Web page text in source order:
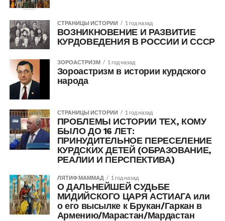
СТРАНИЦЫ ИСТОРИИ 1 год назад
ВОЗНИКНОВЕНИЕ И РАЗВИТИЕ
КУРДОВЕДЕНИЯ В РОССИИ И СССР
ЗОРОАСТРИЗМ 1 год назад
Зороастризм в истории курдского
народа
СТРАНИЦЫ ИСТОРИИ 1 год назад
ПРОБЛЕМЫ ИСТОРИИ ТЕХ, КОМУ
БЫЛО ДО 16 ЛЕТ:
ПРИНУДИТЕЛЬНОЕ ПЕРЕСЕЛЕНИЕ
КУРДСКИХ ДЕТЕЙ (ОБРАЗОВАНИЕ,
РЕАЛИИ И ПЕРСПЕКТИВА)
ЛЯТИФ МАММАД 1 год назад
О ДАЛЬНЕЙШЕЙ СУДЬБЕ
МИДИЙСКОГО ЦАРЯ АСТИАГА или
о его высылке к Брукан/Гаркан в
Армению/Марастан/Мардастан